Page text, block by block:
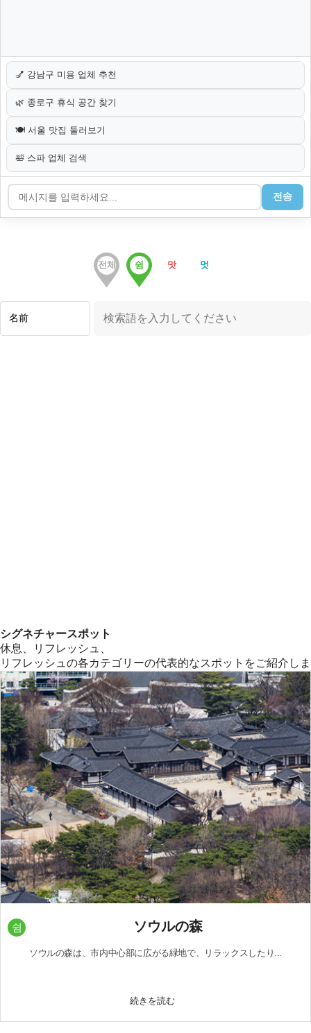
💅 강남구 미용 업체 추천
🌿 종로구 휴식 공간 찾기
🍽️ 서울 맛집 둘러보기
🛀 스파 업체 검색
전송
전체 쉼 맛 멋
シグネチャースポット
休息、リフレッシュ、
リフレッシュの各カテゴリーの代表的なスポットをご紹介し
쉼 ソウルの森
ソウルの森は、市内中心部に広がる緑地で、リラックスしたり...
続きを読む